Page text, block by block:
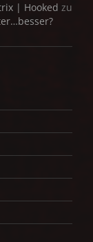
| Hooked zu